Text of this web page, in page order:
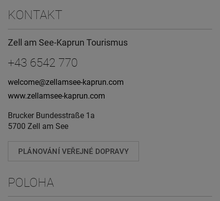
KONTAKT
Zell am See-Kaprun Tourismus
+43 6542 770
welcome@zellamsee-kaprun.com
www.zellamsee-kaprun.com
Brucker Bundesstraße 1a
5700 Zell am See
PLÁNOVÁNÍ VEŘEJNÉ DOPRAVY
POLOHA